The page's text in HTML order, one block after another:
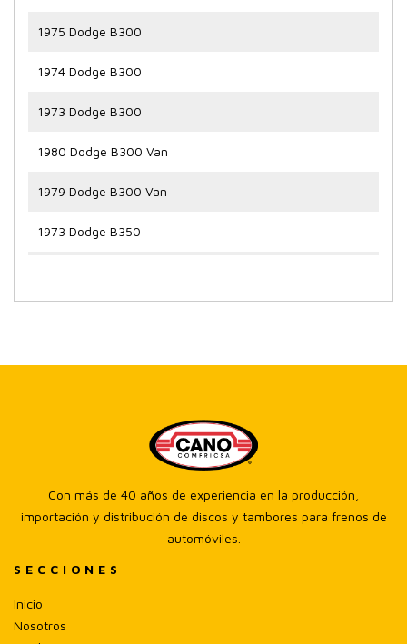
1975 Dodge B300
1974 Dodge B300
1973 Dodge B300
1980 Dodge B300 Van
1979 Dodge B300 Van
1973 Dodge B350
1977 Dodge D200 Pick-up
1977 Dodge D300
Con más de 40 años de experiencia en la producción,
importación y distribución de discos y tambores para frenos de
automóviles.
SECCIONES
Inicio
Nosotros